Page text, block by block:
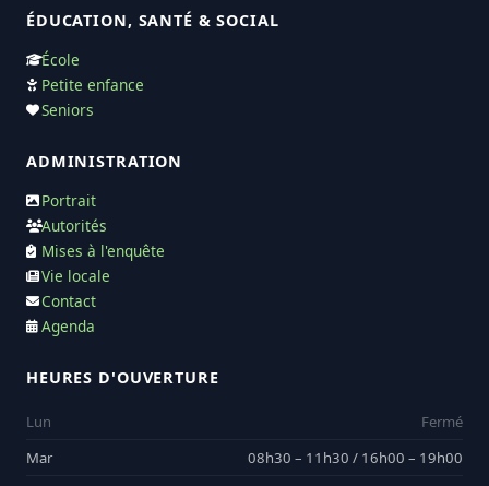
ÉDUCATION, SANTÉ & SOCIAL
École
Petite enfance
Seniors
ADMINISTRATION
Portrait
Autorités
Mises à l'enquête
Vie locale
Contact
Agenda
HEURES D'OUVERTURE
Lun
Fermé
Mar
08h30 – 11h30 / 16h00 – 19h00